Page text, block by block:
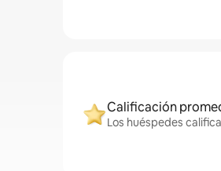
Calificación
Los huéspedes